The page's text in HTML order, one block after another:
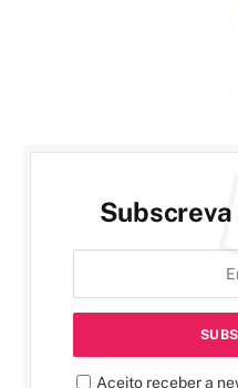
Aceito receber a